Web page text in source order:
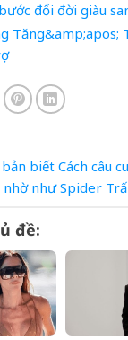
đổi đời giàu
Tăng&amp;apos;
bản biết Cách câu
nhờ như Spider
đề: